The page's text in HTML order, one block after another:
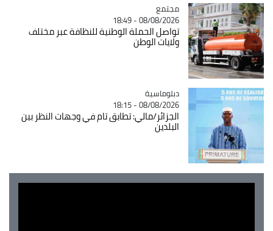
Catégorie
مجتمع
08/08/2026 - 18:49
تواصل الحملة الوطنية للنظافة عبر مختلف
ولايات الوطن
Catégorie
دبلوماسية
08/08/2026 - 18:15
الجزائر/مالي: تطابق تام في وجهات النظر بين
البلدين